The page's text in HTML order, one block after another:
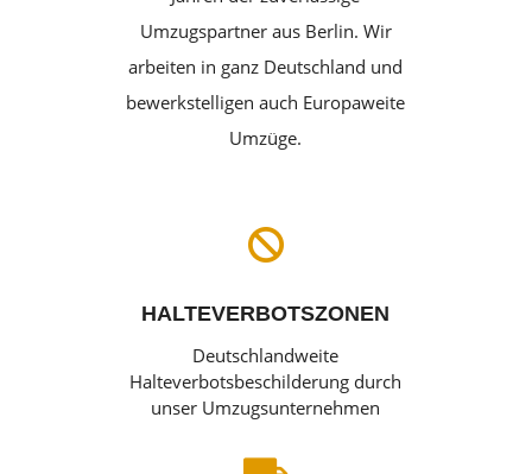
Umzugspartner aus Berlin. Wir
arbeiten in ganz Deutschland und
bewerkstelligen auch Europaweite
Umzüge.

HALTEVERBOTSZONEN
Deutschlandweite
Halteverbotsbeschilderung durch
unser Umzugsunternehmen